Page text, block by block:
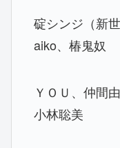
碇シンジ（新
aiko、椿鬼奴
ＹＯＵ、仲間
小林聡美